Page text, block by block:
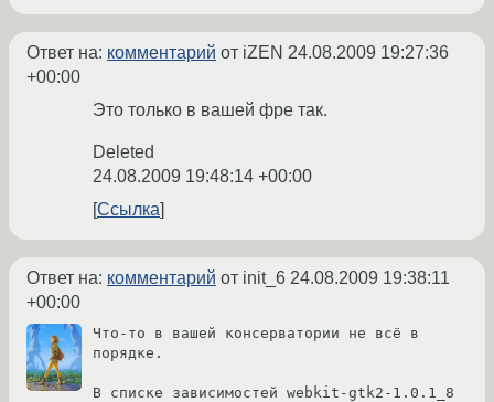
Ответ на: комментарий от iZEN 24.08.2009 19:27:36
+00:00
Это только в вашей фре так.
Deleted
24.08.2009 19:48:14 +00:00
Ссылка
Ответ на: комментарий от init_6 24.08.2009 19:38:11
+00:00
Что-то в вашей консерватории не всё в
порядке.
В списке зависимостей webkit-gtk2-1.0.1_8